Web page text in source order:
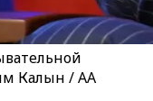
Калын / AA